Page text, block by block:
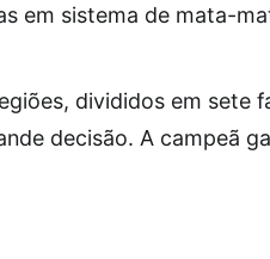
em sistema de mata-
divididos em sete
decisão. A campeã